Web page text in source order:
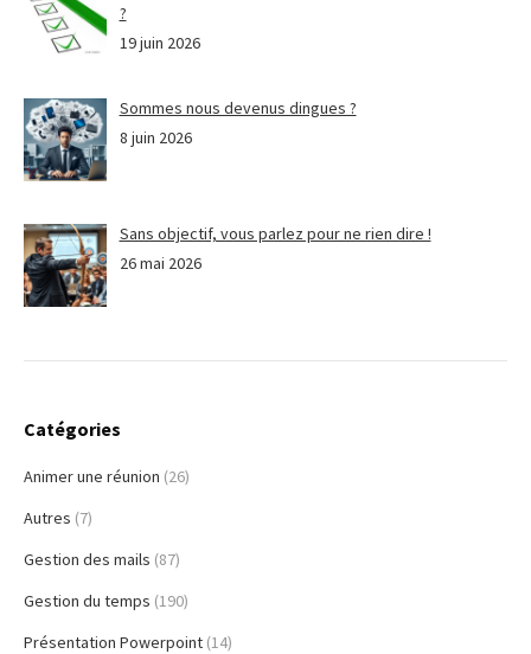
?
19 juin 2026
Sommes nous devenus dingues ?
8 juin 2026
Sans objectif, vous parlez pour ne rien dire !
26 mai 2026
Catégories
Animer une réunion (26)
Autres (7)
Gestion des mails (87)
Gestion du temps (190)
Présentation Powerpoint (14)